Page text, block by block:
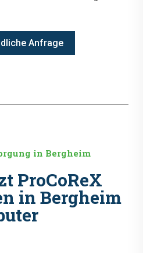
Anfrage
in Bergheim
ProCoReX
in Bergheim